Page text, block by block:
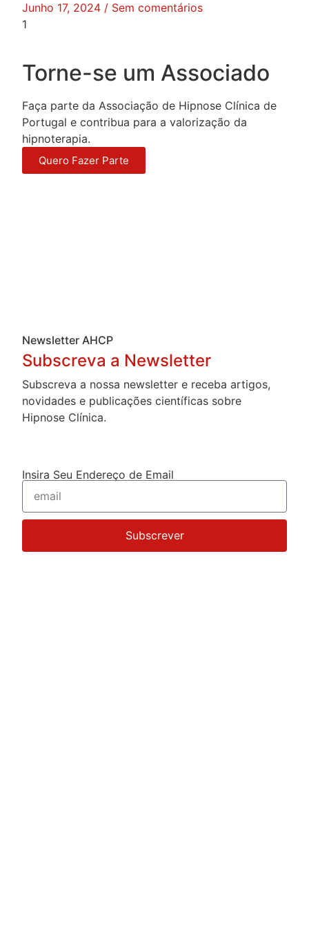
Junho 17, 2024 Sem comentários
Torne-se um Associado
Faça parte da Associação de Hipnose Clínica de
Portugal e contribua para a valorização da
hipnoterapia.
Quero Fazer Parte
Newsletter AHCP
Subscreva a Newsletter
Subscreva a nossa newsletter e receba artigos,
novidades e publicações científicas sobre
Hipnose Clínica.
Insira Seu Endereço de Email
Subscrever